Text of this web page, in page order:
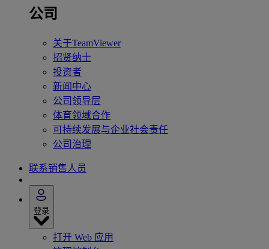
公司
关于TeamViewer
招贤纳士
投资者
新闻中心
公司领导层
体育领域合作
可持续发展与企业社会责任
公司治理
联系销售人员
登录
打开 Web 应用